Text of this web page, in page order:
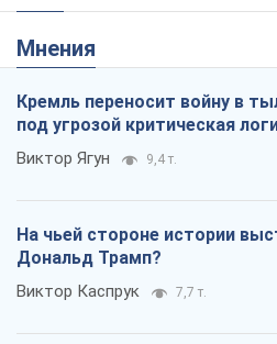
Мнения
Кремль переносит войну в
под угрозой критическая
Виктор Ягун 9,4 т.
На чьей стороне истории
Дональд Трамп?
Виктор Каспрук 7,7 т.